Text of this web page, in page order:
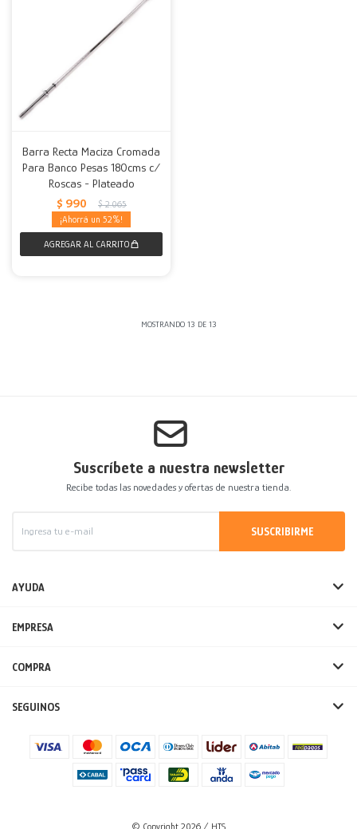
Barra Recta Maciza Cromada
Para Banco Pesas 180cms c/
Roscas - Plateado
$ 990 $ 2.065
52
MOSTRANDO 13 DE 13
Suscríbete a nuestra newsletter
Recibe todas las novedades y ofertas de nuestra tienda.
SUSCRIBIRME
AYUDA
EMPRESA
COMPRA
SEGUINOS
© Copyright 2026 / HTS